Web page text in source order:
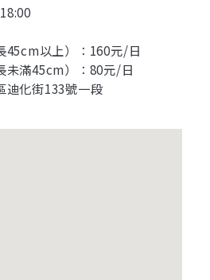
45cm以上）：160元/日
未滿45cm）：80元/日
迪化街133號一段